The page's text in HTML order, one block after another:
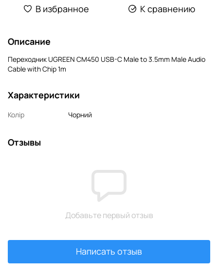
В избранное К сравнению
Описание
Переходник UGREEN CM450 USB-C Male to 3.5mm Male Audio
Cable with Chip 1m
Характеристики
Колір Чорний
Отзывы
Добавьте первый отзыв
Написать отзыв